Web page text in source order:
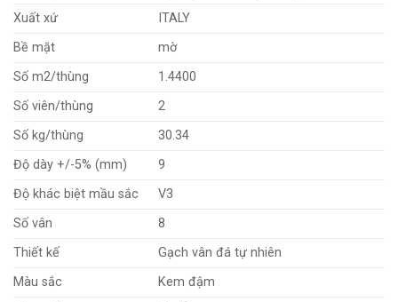
Xuất xứ
ITALY
Bề mặt
mờ
Số m2/thùng
1.4400
Số viên/thùng
2
Số kg/thùng
30.34
Độ dày +/-5% (mm)
9
Độ khác biệt mầu sắc
V3
Số vân
8
Thiết kế
Gạch vân đá tự nhiên
Màu sắc
Kem đậm